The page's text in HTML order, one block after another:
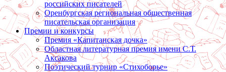
российских писателей
Оренбургская региональная общественная
писательская организация
Премии и конкурсы
Премия «Капитанская дочка»
Областная литературная премия имени С.Т.
Аксакова
Поэтический турнир «Стихоборье»